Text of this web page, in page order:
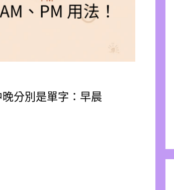
分別是單字：早晨